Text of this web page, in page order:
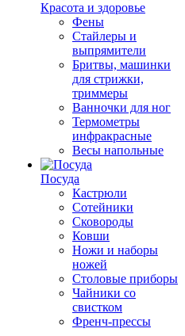
Красота и здоровье
Фены
Стайлеры и
выпрямители
Бритвы, машинки
для стрижки,
триммеры
Ванночки для ног
Термометры
инфракрасные
Весы напольные
Посуда
Кастрюли
Сотейники
Сковороды
Ковши
Ножи и наборы
ножей
Столовые приборы
Чайники со
свистком
Френч-прессы